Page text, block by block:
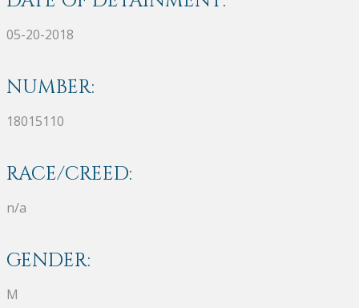
05-20-2018
NUMBER:
18015110
RACE/CREED:
n/a
GENDER:
M